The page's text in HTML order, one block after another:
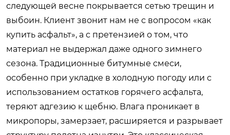
следующей весне покрывается сетью трещин и
выбоин. Клиент звонит нам не с вопросом «как
купить асфальт», а с претензией о том, что
материал не выдержал даже одного зимнего
сезона. Традиционные битумные смеси,
особенно при укладке в холодную погоду или с
использованием остатков горячего асфальта,
теряют адгезию к щебню. Влага проникает в
микропоры, замерзает, расширяется и разрывает